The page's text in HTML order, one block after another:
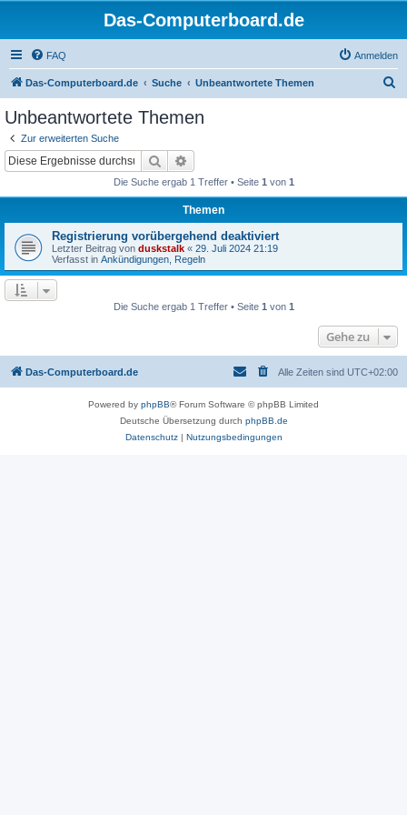
Das-Computerboard.de
FAQ Anmelden
Das-Computerboard.de Suche Unbeantwortete Themen
Unbeantwortete Themen
Zur erweiterten Suche
Suche
Die Suche ergab 1 Treffer • Seite 1 von 1
Themen
Registrierung vorübergehend deaktiviert
Letzter Beitrag von duskstalk « 29. Juli 2024 21:19
Verfasst in Ankündigungen, Regeln
Die Suche ergab 1 Treffer • Seite 1 von 1
Gehe zu
Das-Computerboard.de Alle Zeiten sind UTC+02:00
Powered by phpBB® Forum Software © phpBB Limited
Deutsche Übersetzung durch phpBB.de
Datenschutz| Nutzungsbedingungen